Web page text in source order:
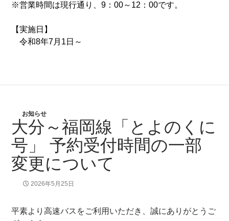
※営業時間は現行通り、9：00～12：00です。
【実施日】
令和8年7月1日～
お知らせ
大分～福岡線「とよのくに
号」 予約受付時間の一部
変更について
2026年5月25日
平素より高速バスをご利用いただき、誠にありがとうご